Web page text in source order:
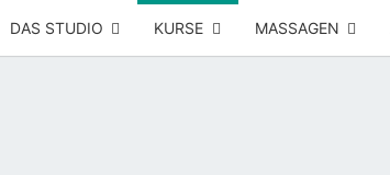
DAS STUDIO KURSE MASSAGEN